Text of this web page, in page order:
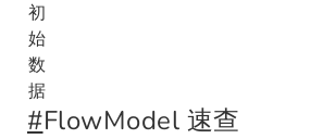
初
始
数
据
#FlowModel 速查